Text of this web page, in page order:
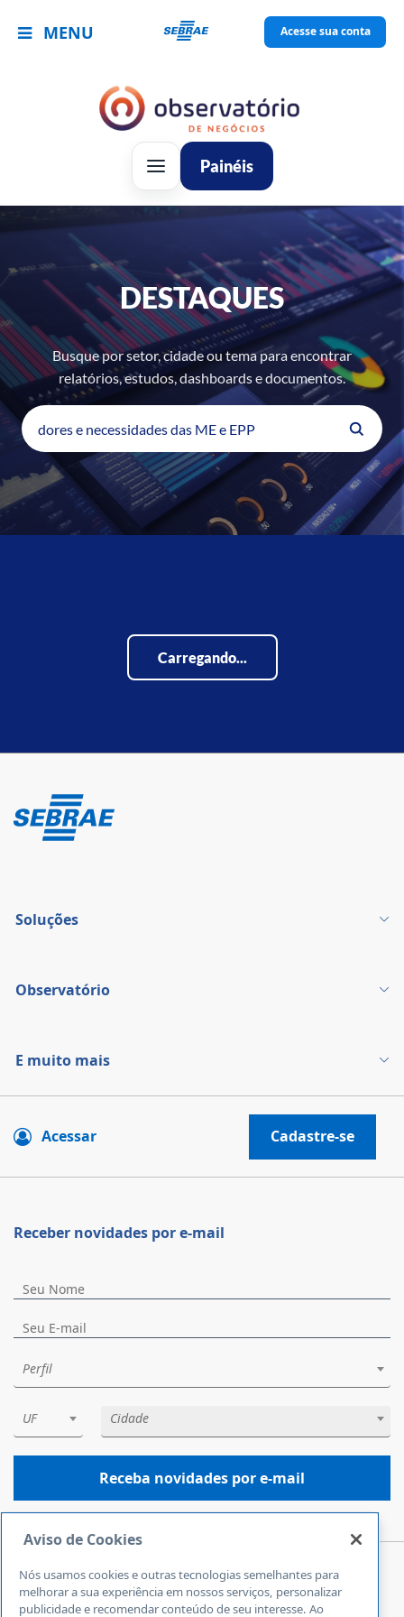
MENU Acesse sua conta
Painéis
DESTAQUES
Busque por setor, cidade ou tema para encontrar
relatórios, estudos, dashboards e documentos.
Carregando...
Soluções
Observatório
E muito mais
Acessar Cadastre-se
Central de Atendimento
0800 570 0800
Receber novidades por e-mail
Perfil
UF Cidade
Receba novidades por e-mail
Aviso de Cookies
Nós usamos cookies e outras tecnologias semelhantes para
melhorar a sua experiência em nossos serviços, personalizar
publicidade e recomendar conteúdo de seu interesse. Ao